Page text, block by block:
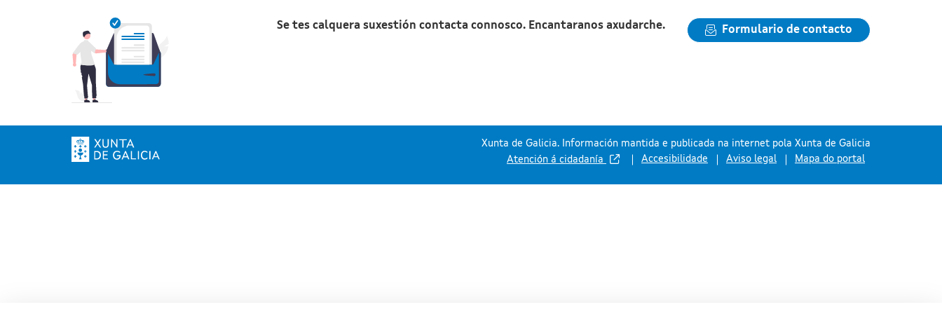
Se tes calquera suxestión contacta connosco. Encantaranos axudarche. Formulario de contacto
Xunta de Galicia. Información mantida e publicada na internet pola Xunta de Galicia
Atención á cidadanía
Accesibilidade Aviso legal Mapa do portal